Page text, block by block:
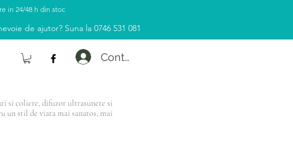
in 24/48 h din stoc
de ajutor? Suna la 0746 531 081
Contul tau
si coliere, difuzor ultrasunete si
un stil de viata mai sanatos, mai